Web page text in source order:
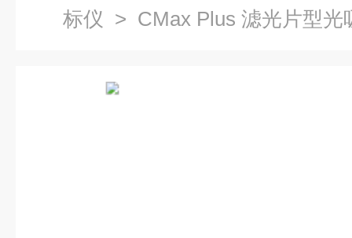
标仪 > CMax Plus 滤光片型光